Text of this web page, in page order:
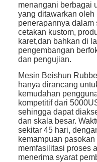
menangani berbagai
yang ditawarkan
penerapannya dalam
cetakan kustom,
karet,dan bahkan di
pengembangan
dan pengujian.
Mesin Beishun
hanya dirancang
kemudahan
kompetitif dari
sehingga dapat
dan skala besar.
sekitar 45 hari,
kemampuan
memfasilitasi proses
menerima syarat